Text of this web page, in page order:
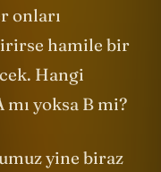
onların
onları
hamile bir
Hangi